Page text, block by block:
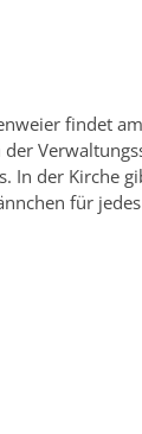
findet
In der Kirche
für